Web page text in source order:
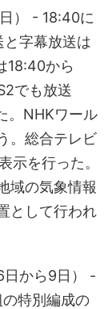
） - 18:40に
字幕放送は
18:40から
でも放送
。NHKワール
。総合テレビ
示を行った。
域の気象情報
として行われ
日から9日） -
特別編成の